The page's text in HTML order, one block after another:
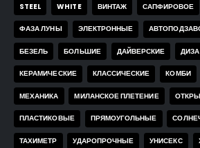
STEEL WHITE ВИНТАЖ САПФИРОВОЕ
ФАЗА ЛУНЫ ЭЛЕКТРОННЫЕ
БЕЗЕЛЬ БОЛЬШИЕ ДАЙВЕРСКИЕ
КЕРАМИЧЕСКИЕ КЛАССИЧЕСКИЕ КОМБИ
МЕХАНИКА МИЛАНСКОЕ ПЛЕТЕНИЕ
ПЛАСТИКОВЫЕ ПРЯМОУГОЛЬНЫЕ
ТАХИМЕТР УДАРОПРОЧНЫЕ УНИСЕКС